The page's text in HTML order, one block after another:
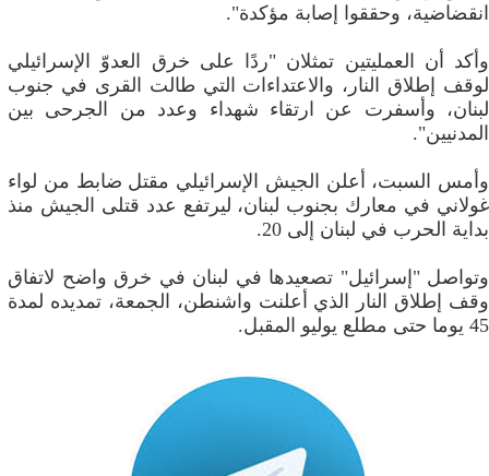
انقضاضية، وحققوا إصابة مؤكدة".
وأكد أن العمليتين تمثلان "ردًا على خرق العدوّ الإسرائيلي
لوقف إطلاق النار، والاعتداءات التي طالت القرى في جنوب
لبنان، وأسفرت عن ارتقاء شهداء وعدد من الجرحى بين
المدنيين".
وأمس السبت، أعلن الجيش الإسرائيلي مقتل ضابط من لواء
غولاني في معارك بجنوب لبنان، ليرتفع عدد قتلى الجيش منذ
بداية الحرب في لبنان إلى 20.
وتواصل "إسرائيل" تصعيدها في لبنان في خرق واضح لاتفاق
وقف إطلاق النار الذي أعلنت واشنطن، الجمعة، تمديده لمدة
45 يوما حتى مطلع يوليو المقبل.